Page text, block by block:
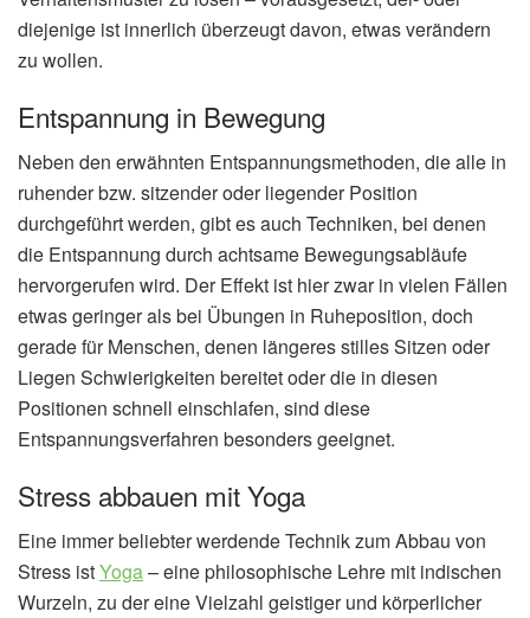
diejenige ist innerlich überzeugt davon, etwas verändern
zu wollen.
Entspannung in Bewegung
Neben den erwähnten Entspannungsmethoden, die alle in
ruhender bzw. sitzender oder liegender Position
durchgeführt werden, gibt es auch Techniken, bei denen
die Entspannung durch achtsame Bewegungsabläufe
hervorgerufen wird. Der Effekt ist hier zwar in vielen Fällen
etwas geringer als bei Übungen in Ruheposition, doch
gerade für Menschen, denen längeres stilles Sitzen oder
Liegen Schwierigkeiten bereitet oder die in diesen
Positionen schnell einschlafen, sind diese
Entspannungsverfahren besonders geeignet.
Stress abbauen mit Yoga
Eine immer beliebter werdende Technik zum Abbau von
Stress istYoga– eine philosophische Lehre mit indischen
Wurzeln, zu der eine Vielzahl geistiger und körperlicher